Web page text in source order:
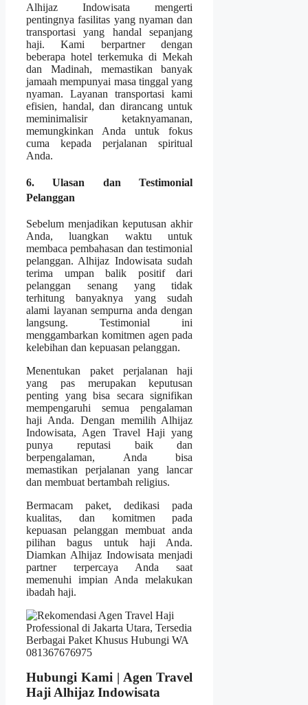
Alhijaz Indowisata mengerti
pentingnya fasilitas yang nyaman dan
transportasi yang handal sepanjang
haji. Kami berpartner dengan
beberapa hotel terkemuka di Mekah
dan Madinah, memastikan banyak
jamaah mempunyai masa tinggal yang
nyaman. Layanan transportasi kami
efisien, handal, dan dirancang untuk
meminimalisir ketaknyamanan,
memungkinkan Anda untuk fokus
cuma kepada perjalanan spiritual
Anda.
6. Ulasan dan Testimonial
Pelanggan
Sebelum menjadikan keputusan akhir
Anda, luangkan waktu untuk
membaca pembahasan dan testimonial
pelanggan. Alhijaz Indowisata sudah
terima umpan balik positif dari
pelanggan senang yang tidak
terhitung banyaknya yang sudah
alami layanan sempurna anda dengan
langsung. Testimonial ini
menggambarkan komitmen agen pada
kelebihan dan kepuasan pelanggan.
Menentukan paket perjalanan haji
yang pas merupakan keputusan
penting yang bisa secara signifikan
mempengaruhi semua pengalaman
haji Anda. Dengan memilih Alhijaz
Indowisata, Agen Travel Haji yang
punya reputasi baik dan
berpengalaman, Anda bisa
memastikan perjalanan yang lancar
dan membuat bertambah religius.
Bermacam paket, dedikasi pada
kualitas, dan komitmen pada
kepuasan pelanggan membuat anda
pilihan bagus untuk haji Anda.
Diamkan Alhijaz Indowisata menjadi
partner terpercaya Anda saat
memenuhi impian Anda melakukan
ibadah haji.
Hubungi Kami | Agen Travel
Haji Alhijaz Indowisata